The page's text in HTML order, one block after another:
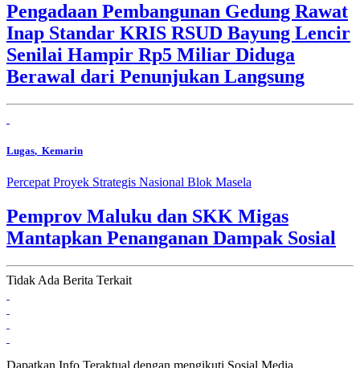
Pengadaan Pembangunan Gedung Rawat
Inap Standar KRIS RSUD Bayung Lencir
Senilai Hampir Rp5 Miliar Diduga
Berawal dari Penunjukan Langsung
Lugas, Kemarin
Percepat Proyek Strategis Nasional Blok Masela
Pemprov Maluku dan SKK Migas
Mantapkan Penanganan Dampak Sosial
Tidak Ada Berita Terkait
Dapatkan Info Teraktual dengan mengikuti Sosial Media